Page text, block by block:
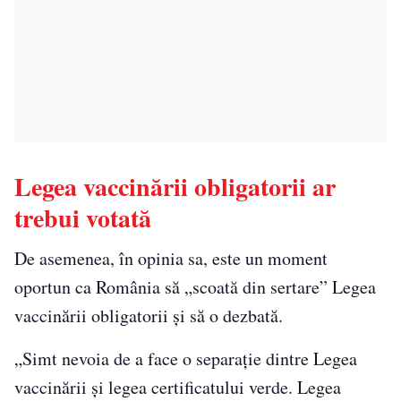
Legea vaccinării obligatorii ar
trebui votată
De asemenea, în opinia sa, este un moment
oportun ca România să „scoată din sertare” Legea
vaccinării obligatorii și să o dezbată.
„Simt nevoia de a face o separație dintre Legea
vaccinării și legea certificatului verde. Legea